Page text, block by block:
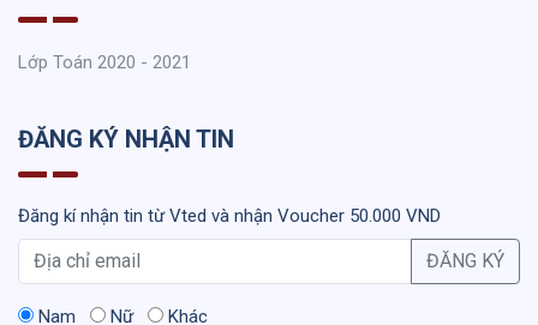
Lớp Toán 2020 - 2021
ĐĂNG KÝ NHẬN TIN
Đăng kí nhận tin từ Vted và nhận Voucher 50.000 VND
ĐĂNG KÝ
Nam Nữ Khác